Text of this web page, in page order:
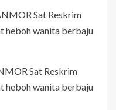
Sat Reskrim
heboh wanita berbaju
Sat Reskrim
heboh wanita berbaju